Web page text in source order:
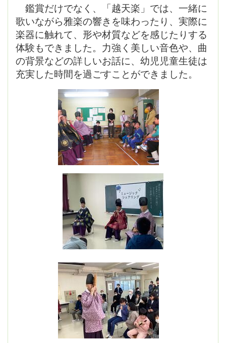
鑑賞だけでなく、「越天楽」では、一緒に
歌いながら雅楽の響きを味わったり、実際に
楽器に触れて、形や材質などを感じたりする
体験もできました。力強く美しい音色や、曲
の背景などの詳しいお話に、幼児児童生徒は
充実した時間を過ごすことができました。